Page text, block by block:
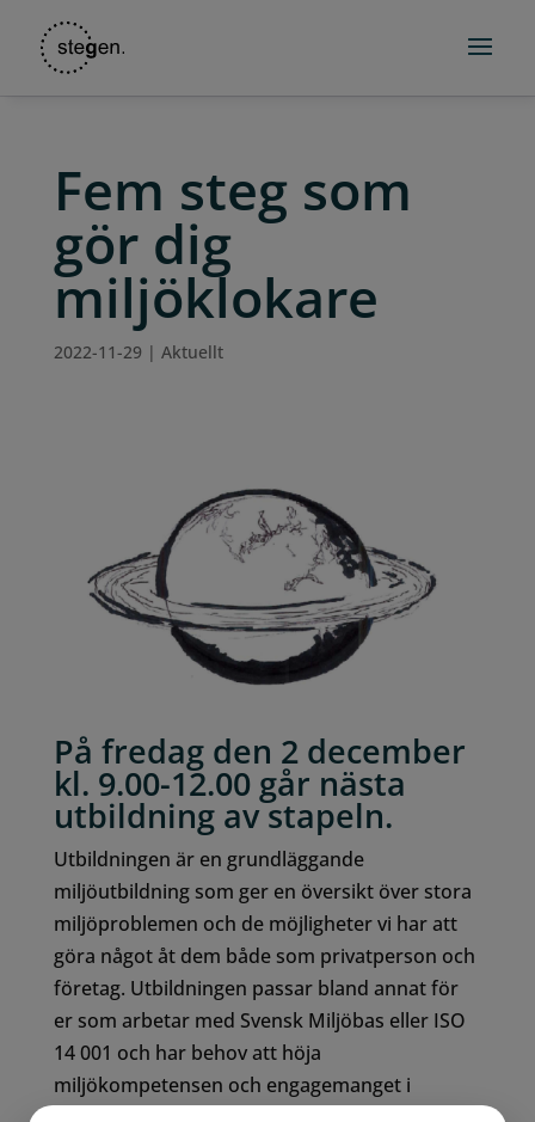
Fem steg som
gör dig
miljöklokare
2022-11-29 | Aktuellt
På fredag den 2 december
kl. 9.00-12.00 går nästa
utbildning av stapeln.
Utbildningen är en grundläggande
miljöutbildning som ger en översikt över stora
miljöproblemen och de möjligheter vi har att
göra något åt dem både som privatperson och
företag. Utbildningen passar bland annat för
er som arbetar med Svensk Miljöbas eller ISO
14 001 och har behov att höja
miljökompetensen och engagemanget i